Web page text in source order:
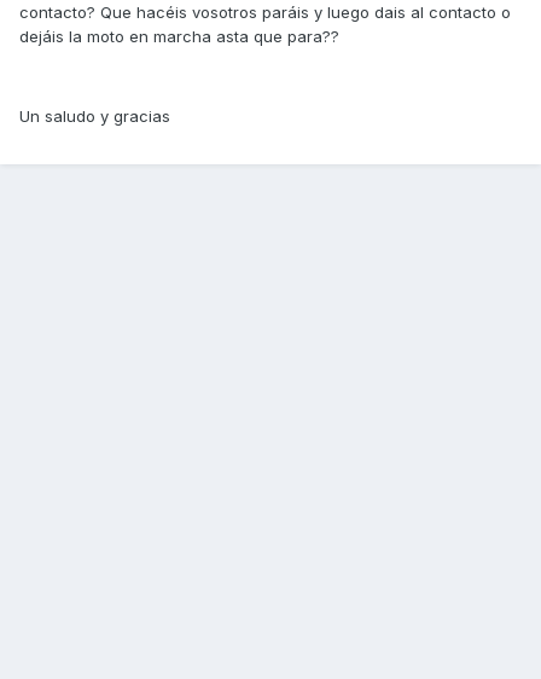
contacto? Que hacéis vosotros paráis y luego dais al contacto o
dejáis la moto en marcha asta que para??
Un saludo y gracias